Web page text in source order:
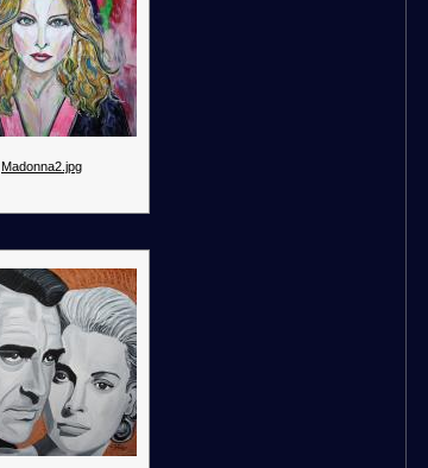
Madonna2.jpg